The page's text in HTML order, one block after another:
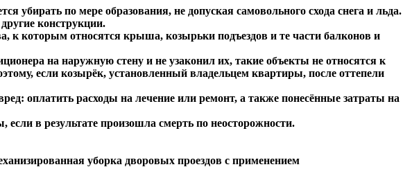
по мере образования, не допуская самовольного схода снега и льда.
конструкции.
к которым относятся крыша, козырьки подъездов и те части балконов и
на наружную стену и не узаконил их, такие объекты не относятся к
если козырёк, установленный владельцем квартиры, после оттепели
оплатить расходы на лечение или ремонт, а также понесённые затраты на
в результате произошла смерть по неосторожности.
уборка дворовых проездов с применением